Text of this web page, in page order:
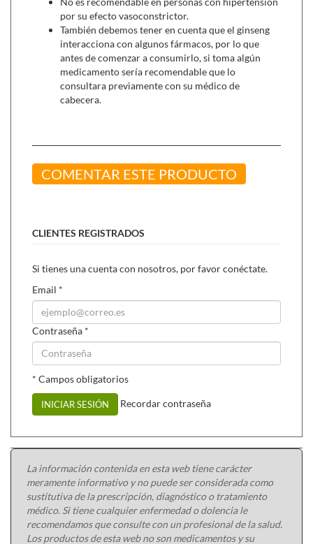
por su efecto vasoconstrictor.
También debemos tener en cuenta que el ginseng
interacciona con algunos fármacos, por lo que
antes de comenzar a consumirlo, si toma algún
medicamento sería recomendable que lo
consultara previamente con su médico de
cabecera.
COMENTAR ESTE PRODUCTO
CLIENTES REGISTRADOS
Si tienes una cuenta con nosotros, por favor conéctate.
Email *
Contraseña *
* Campos obligatorios
INICIAR SESIÓN Recordar contraseña
La información contenida en esta web tiene carácter
meramente informativo y no puede ser considerada como
sustitutiva de la prescripción, diagnóstico o tratamiento
médico. Si tiene cualquier enfermedad o dolencia le
recomendamos que consulte con un profesional de la salud.
Los productos de esta web no son medicamentos y su